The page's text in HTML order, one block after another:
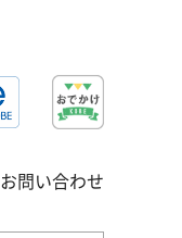
お問い合わせ